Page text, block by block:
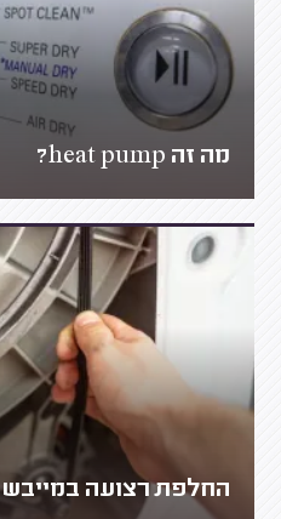
מה זה heat pump?
החלפת רצועה במייבש